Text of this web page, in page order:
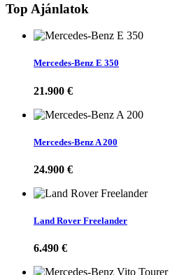
Top Ajánlatok
Mercedes-Benz E 350
21.900 €
Mercedes-Benz A 200
24.900 €
Land Rover Freelander
6.490 €